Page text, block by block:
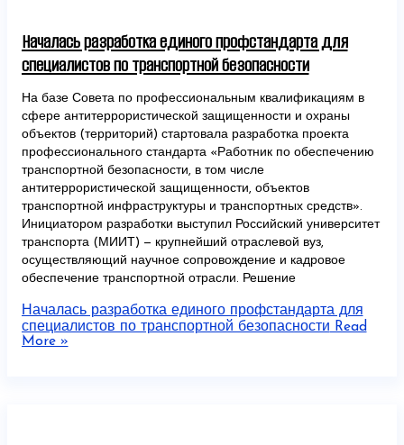
Началась разработка единого профстандарта для
специалистов по транспортной безопасности
На базе Совета по профессиональным квалификациям в
сфере антитеррористической защищенности и охраны
объектов (территорий) стартовала разработка проекта
профессионального стандарта «Работник по обеспечению
транспортной безопасности, в том числе
антитеррористической защищенности, объектов
транспортной инфраструктуры и транспортных средств».
Инициатором разработки выступил Российский университет
транспорта (МИИТ) — крупнейший отраслевой вуз,
осуществляющий научное сопровождение и кадровое
обеспечение транспортной отрасли. Решение
Началась разработка единого профстандарта для
специалистов по транспортной безопасности Read
More »